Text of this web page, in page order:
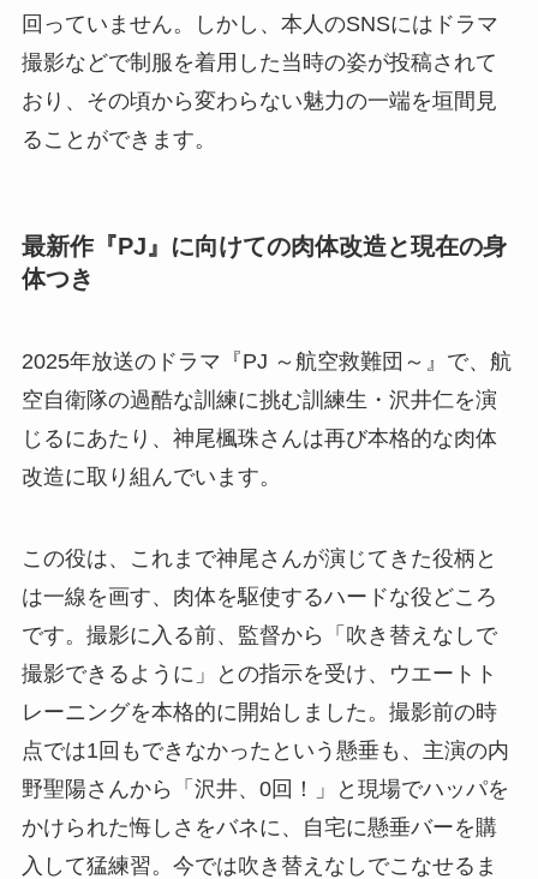
回っていません。しかし、本人のSNSにはドラマ
撮影などで制服を着用した当時の姿が投稿されて
おり、その頃から変わらない魅力の一端を垣間見
ることができます。
最新作『PJ』に向けての肉体改造と現在の身
体つき
2025年放送のドラマ『PJ ～航空救難団～』で、航
空自衛隊の過酷な訓練に挑む訓練生・沢井仁を演
じるにあたり、神尾楓珠さんは再び本格的な肉体
改造に取り組んでいます。
この役は、これまで神尾さんが演じてきた役柄と
は一線を画す、肉体を駆使するハードな役どころ
です。撮影に入る前、監督から「吹き替えなしで
撮影できるように」との指示を受け、ウエートト
レーニングを本格的に開始しました。撮影前の時
点では1回もできなかったという懸垂も、主演の内
野聖陽さんから「沢井、0回！」と現場でハッパを
かけられた悔しさをバネに、自宅に懸垂バーを購
入して猛練習。今では吹き替えなしでこなせるま